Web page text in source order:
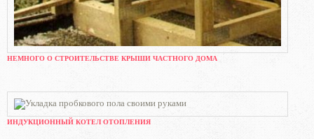
НЕМНОГО О СТРОИТЕЛЬСТВЕ КРЫШИ ЧАСТНОГО ДОМА
ИНДУКЦИОННЫЙ КОТЕЛ ОТОПЛЕНИЯ